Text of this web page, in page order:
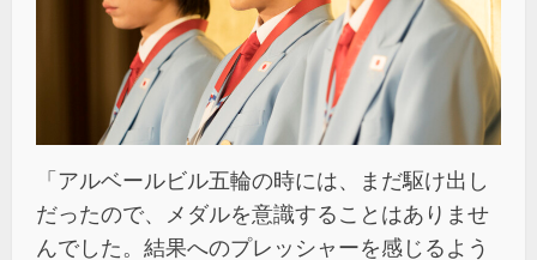
「アルベールビル五輪の時には、まだ駆け出し
だったので、メダルを意識することはありませ
んでした。結果へのプレッシャーを感じるよう